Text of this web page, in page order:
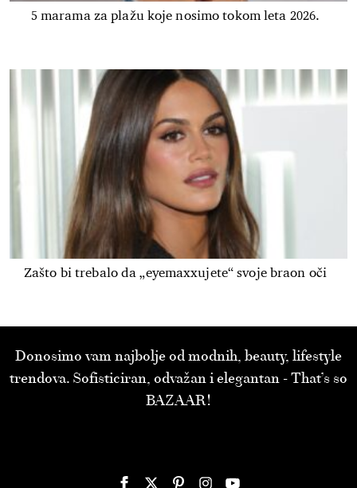
5 marama za plažu koje nosimo tokom leta 2026.
Zašto bi trebalo da „eyemaxxujete“ svoje braon oči
Donosimo vam najbolje od modnih, beauty, lifestyle
trendova. Sofisticiran, odvažan i elegantan - That’s so
BAZAAR!